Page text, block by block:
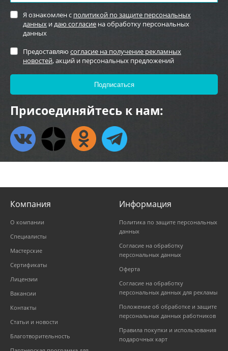
Я ознакомлен с политикой по защите персональных
данных и даю согласие на обработку персональных
данных
Предоставляю согласие на получение рекламных
новостей, акций и персональных предложений
Присоединяйтесь к нам:
Компания
О компании
Специалисты
Мастерские
Сертификаты
Лицензии
Вакансии
Контакты
Статьи и новости
Благотворительность
Информация
Политика по защите персональных
данных
Согласие на обработку
персональных данных
Оферта
Согласие на обработку
персональных данных для рекламы
Положение об обработке и защите
персональных данных работников
Правила покупки и использования
подарочных карт